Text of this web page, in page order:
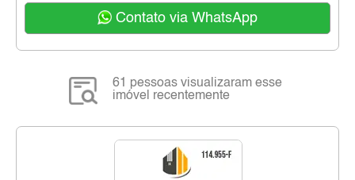
Contato via WhatsApp
61 pessoas visualizaram esse
imóvel recentemente